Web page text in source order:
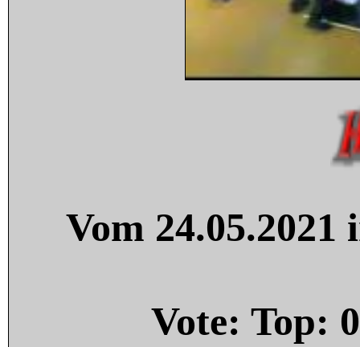
Vom
Vote: Top: 0